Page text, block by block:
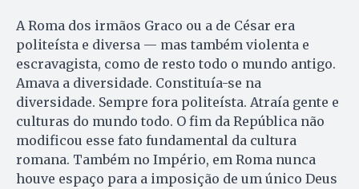
A Roma dos irmãos Graco ou a de César era
politeísta e diversa — mas também violenta e
escravagista, como de resto todo o mundo antigo.
Amava a diversidade. Constituía-se na
diversidade. Sempre fora politeísta. Atraía gente e
culturas do mundo todo. O fim da República não
modificou esse fato fundamental da cultura
romana. Também no Império, em Roma nunca
houve espaço para a imposição de um único Deus